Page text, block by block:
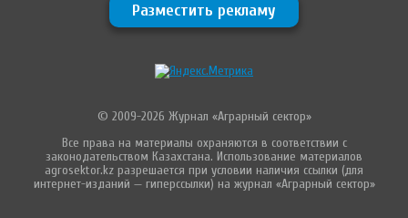
Разместить рекламу
© 2009-2026 Журнал «Аграрный сектор»
Все права на материалы охраняются в соответствии с
законодательством Казахстана. Использование материалов
agrosektor.kz разрешается при условии наличия ссылки (для
интернет-изданий — гиперссылки) на журнал «Аграрный сектор»